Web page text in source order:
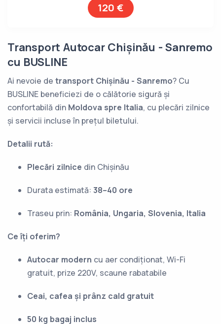
120 €
Transport Autocar Chișinău - Sanremo
cu BUSLINE
Ai nevoie de transport Chișinău - Sanremo? Cu
BUSLINE beneficiezi de o călătorie sigură și
confortabilă din Moldova spre Italia, cu plecări zilnice
și servicii incluse în prețul biletului.
Detalii rută:
Plecări zilnice din Chișinău
Durata estimată: 38–40 ore
Traseu prin: România, Ungaria, Slovenia, Italia
Ce îți oferim?
Autocar modern cu aer condiționat, Wi-Fi
gratuit, prize 220V, scaune rabatabile
Ceai, cafea și prânz cald gratuit
50 kg bagaj inclus